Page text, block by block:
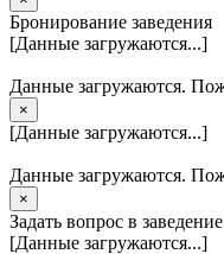
Бронирование заведения
[Данные загружаются...]
Данные загружаются.
×
[Данные загружаются...]
Данные загружаются.
×
Задать вопрос в заведение
[Данные загружаются...]